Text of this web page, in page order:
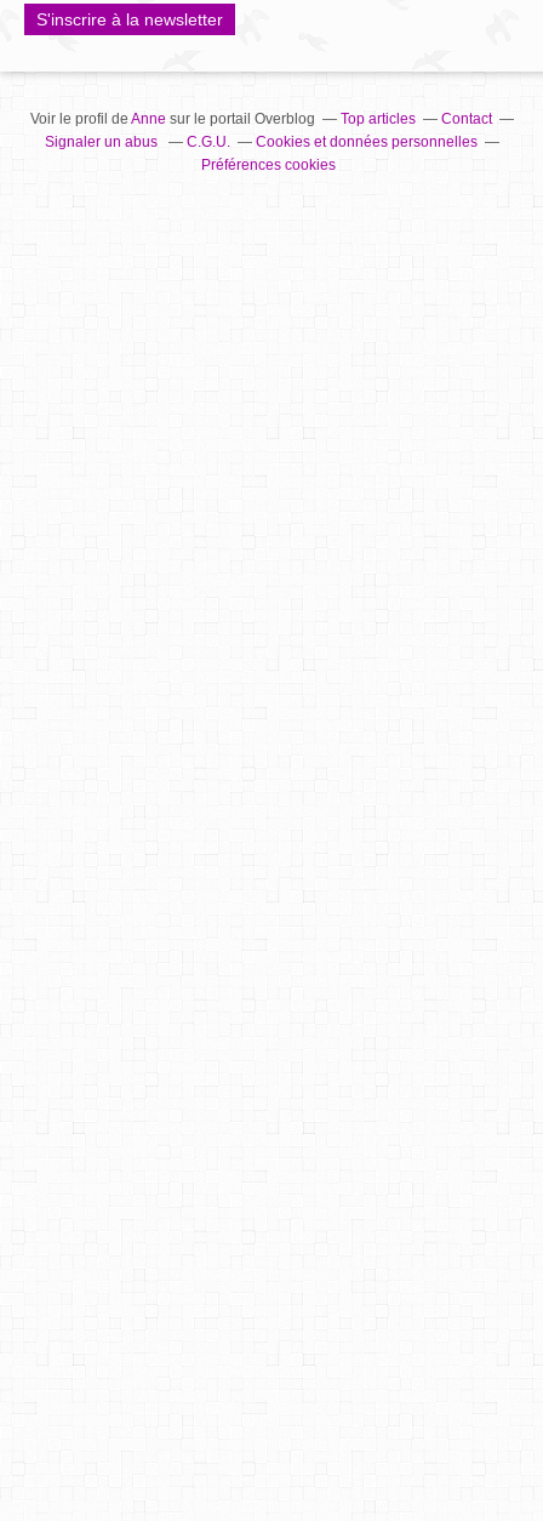
S'inscrire à la newsletter
Voir le profil de Annesur le portail Overblog Top articles
Contact
Signaler un abus
C.G.U.
Cookies et données personnelles
Préférences cookies